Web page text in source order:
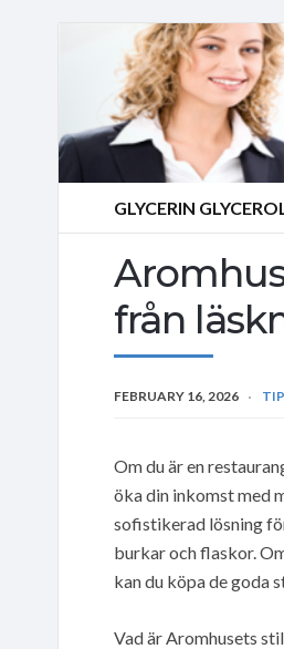
GLYCERIN
från
FEBRUARY 16, 2026
Om du är en
öka din inkomst med
sofistikerad lösning
burkar och flaskor.
kan du köpa de goda
Vad är Aromhusets